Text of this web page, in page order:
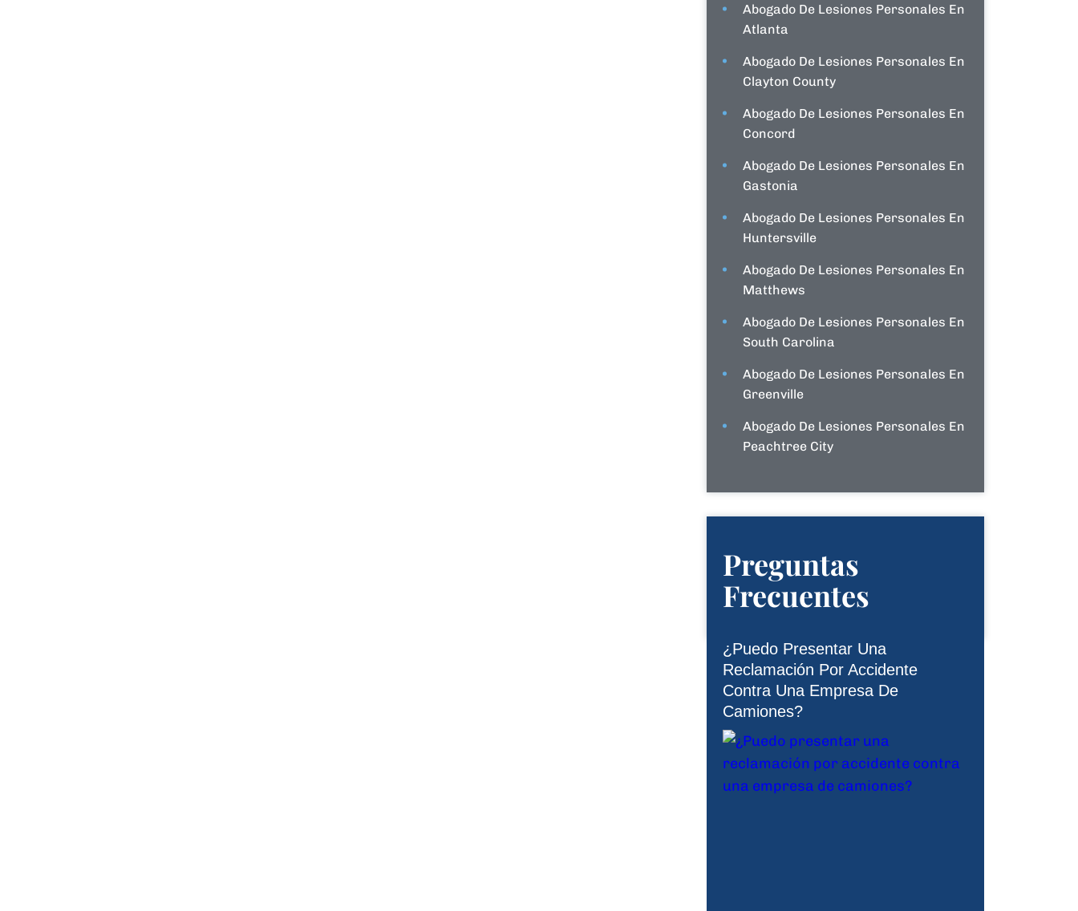
Abogado De Lesiones Personales En
Atlanta
Abogado De Lesiones Personales En
Clayton County
Abogado De Lesiones Personales En
Concord
Abogado De Lesiones Personales En
Gastonia
Abogado De Lesiones Personales En
Huntersville
Abogado De Lesiones Personales En
Matthews
Abogado De Lesiones Personales En
South Carolina
Abogado De Lesiones Personales En
Greenville
Abogado De Lesiones Personales En
Peachtree City
Preguntas
Frecuentes
¿Puedo Presentar Una
Reclamación Por Accidente
Contra Una Empresa De
Camiones?